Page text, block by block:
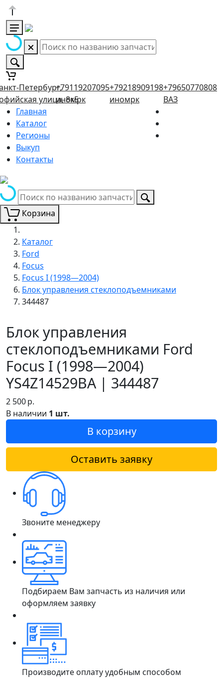
Петербург,
улица, 8к5
+79119207095
иномрк
+79218909198
иномрк
+79650770808
ВАЗ
Главная
Каталог
Регионы
Выкуп
Контакты
Корзина
Каталог
Ford
Focus
Focus I (1998—2004)
Блок управления стеклоподъемниками
344487
Блок управления
стеклоподъемниками Ford
Focus I (1998—2004)
YS4Z14529BA | 344487
2 500р.
В наличии 1 шт.
В корзину
Оставить заявку
Звоните менеджеру
Подбираем Вам запчасть из наличия или
оформляем заявку
Производите оплату удобным способом